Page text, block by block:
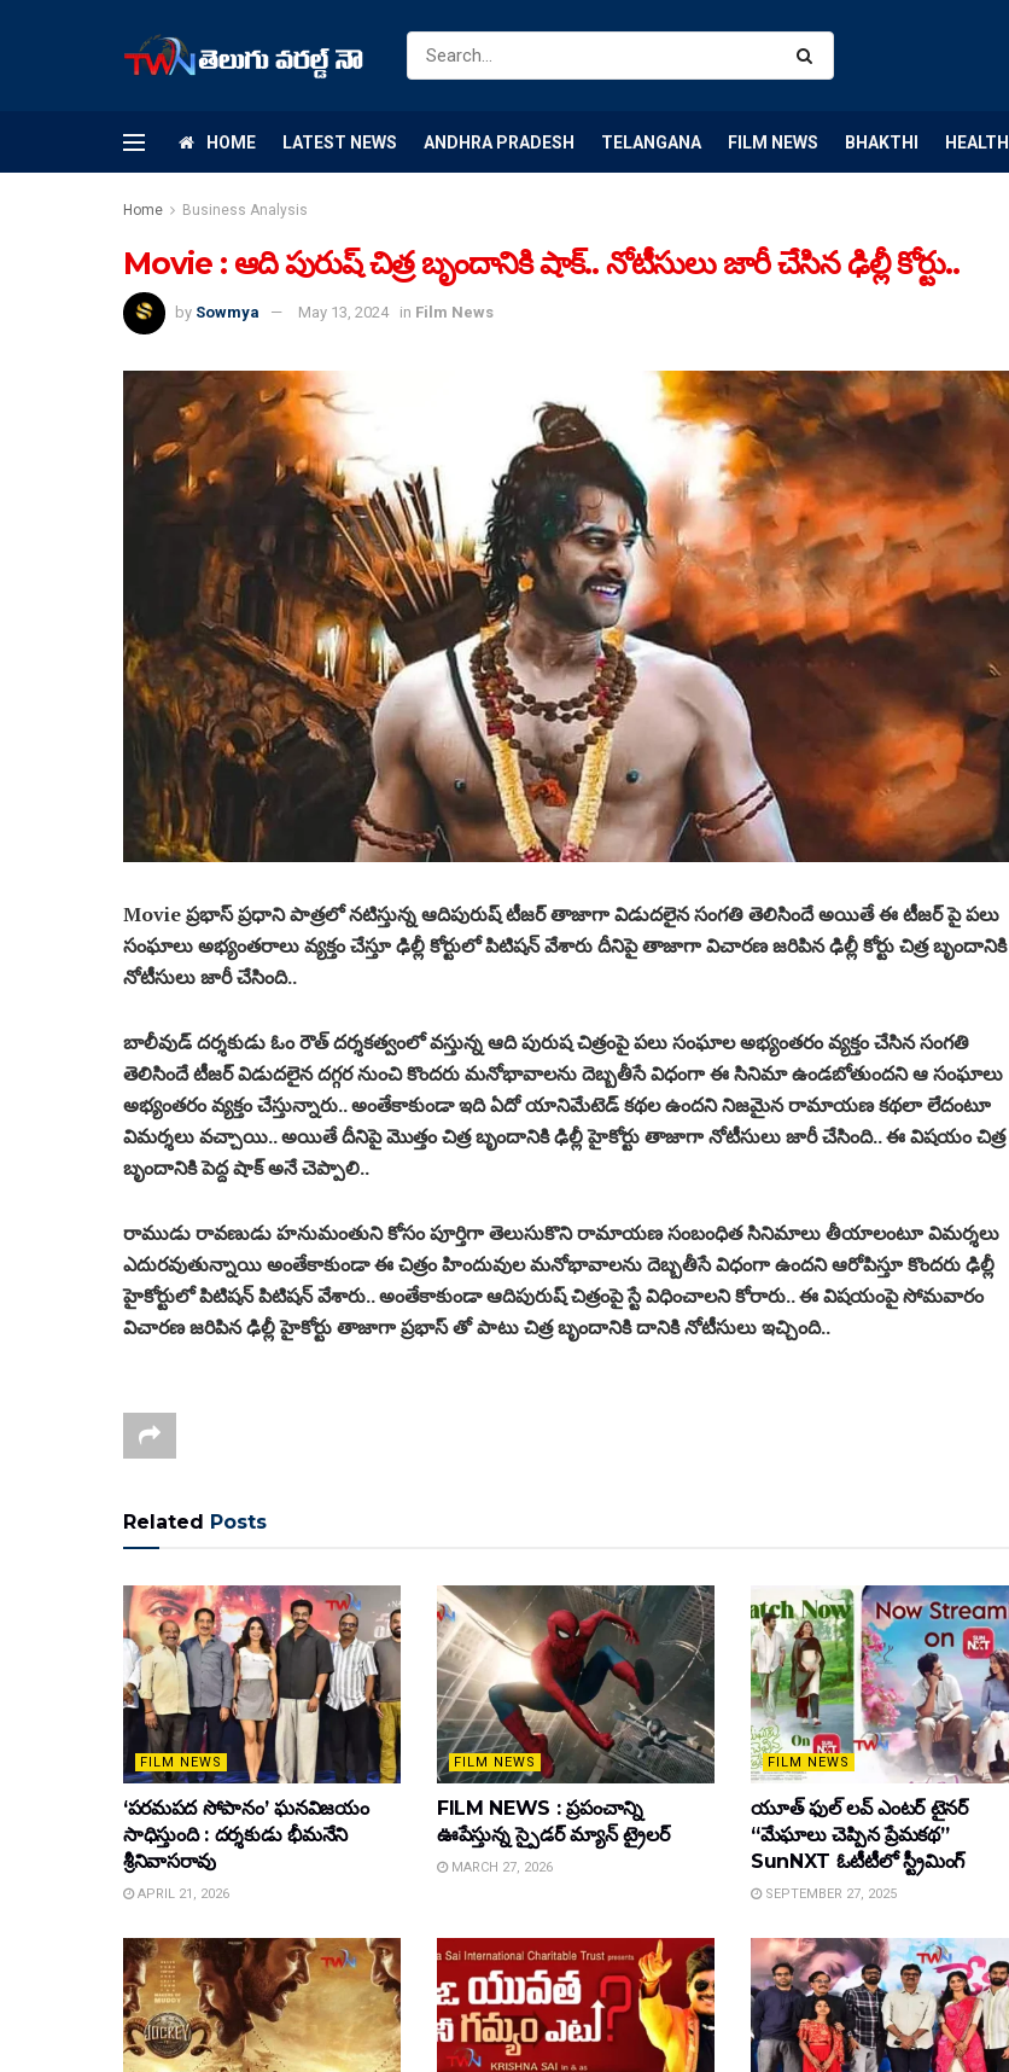
HOME LATEST NEWS ANDHRA PRADESH TELANGANA FILM NEWS BHAKTHI HEALTH
Home Business Analysis
Movie : ఆది పురుష్ చిత్ర బృందానికి షాక్.. నోటీసులు జారీ చేసిన ఢిల్లీ కోర్టు..
by Sowmya May 13, 2024 in Film News
Movie ప్రభాస్ ప్రధాని పాత్రలో నటిస్తున్న ఆదిపురుష్ టీజర్ తాజాగా విడుదలైన సంగతి తెలిసిందే అయితే ఈ టీజర్ పై పలు
సంఘాలు అభ్యంతరాలు వ్యక్తం చేస్తూ ఢిల్లీ కోర్టులో పిటిషన్ వేశారు దీనిపై తాజాగా విచారణ జరిపిన ఢిల్లీ కోర్టు చిత్ర బృందానికి
నోటీసులు జారీ చేసింది..
బాలీవుడ్ దర్శకుడు ఓం రౌత్ దర్శకత్వంలో వస్తున్న ఆది పురుష చిత్రంపై పలు సంఘాల అభ్యంతరం వ్యక్తం చేసిన సంగతి
తెలిసిందే టీజర్ విడుదలైన దగ్గర నుంచి కొందరు మనోభావాలను దెబ్బతీసే విధంగా ఈ సినిమా ఉండబోతుందని ఆ సంఘాలు
అభ్యంతరం వ్యక్తం చేస్తున్నారు.. అంతేకాకుండా ఇది ఏదో యానిమేటెడ్ కథల ఉందని నిజమైన రామాయణ కథలా లేదంటూ
విమర్శలు వచ్చాయి.. అయితే దీనిపై మొత్తం చిత్ర బృందానికి ఢిల్లీ హైకోర్టు తాజాగా నోటీసులు జారీ చేసింది.. ఈ విషయం చిత్ర
బృందానికి పెద్ద షాక్ అనే చెప్పాలి..
రాముడు రావణుడు హనుమంతుని కోసం పూర్తిగా తెలుసుకొని రామాయణ సంబంధిత సినిమాలు తీయాలంటూ విమర్శలు
ఎదురవుతున్నాయి అంతేకాకుండా ఈ చిత్రం హిందువుల మనోభావాలను దెబ్బతీసే విధంగా ఉందని ఆరోపిస్తూ కొందరు ఢిల్లీ
హైకోర్టులో పిటిషన్ పిటిషన్ వేశారు.. అంతేకాకుండా ఆదిపురుష్ చిత్రంపై స్టే విధించాలని కోరారు.. ఈ విషయంపై సోమవారం
విచారణ జరిపిన ఢిల్లీ హైకోర్టు తాజాగా ప్రభాస్ తో పాటు చిత్ర బృందానికి దానికి నోటీసులు ఇచ్చింది..
Related Posts
FILM NEWS
‘పరమపద సోపానం’ ఘనవిజయం
సాధిస్తుంది : దర్శకుడు భీమనేని
శ్రీనివాసరావు
APRIL 21, 2026
FILM NEWS
FILM NEWS : ప్రపంచాన్ని
ఊపేస్తున్న స్పైడర్ మ్యాన్ ట్రైలర్
MARCH 27, 2026
FILM NEWS
యూత్ ఫుల్ లవ్ ఎంటర్ టైనర్
“మేఘాలు చెప్పిన ప్రేమకథ”
SunNXT ఓటీటీలో స్ట్రీమింగ్
SEPTEMBER 27, 2025